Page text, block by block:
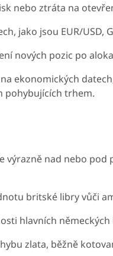
nebo ztráta na
jako jsou EUR/USD,
nových pozic po
ekonomických
pohybujících trhem.
výrazně nad nebo
britské libry vůči
hlavních
zlata, běžně